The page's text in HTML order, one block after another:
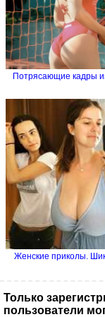
Потрясающие кадры
Женские приколы.
Только
пользователи